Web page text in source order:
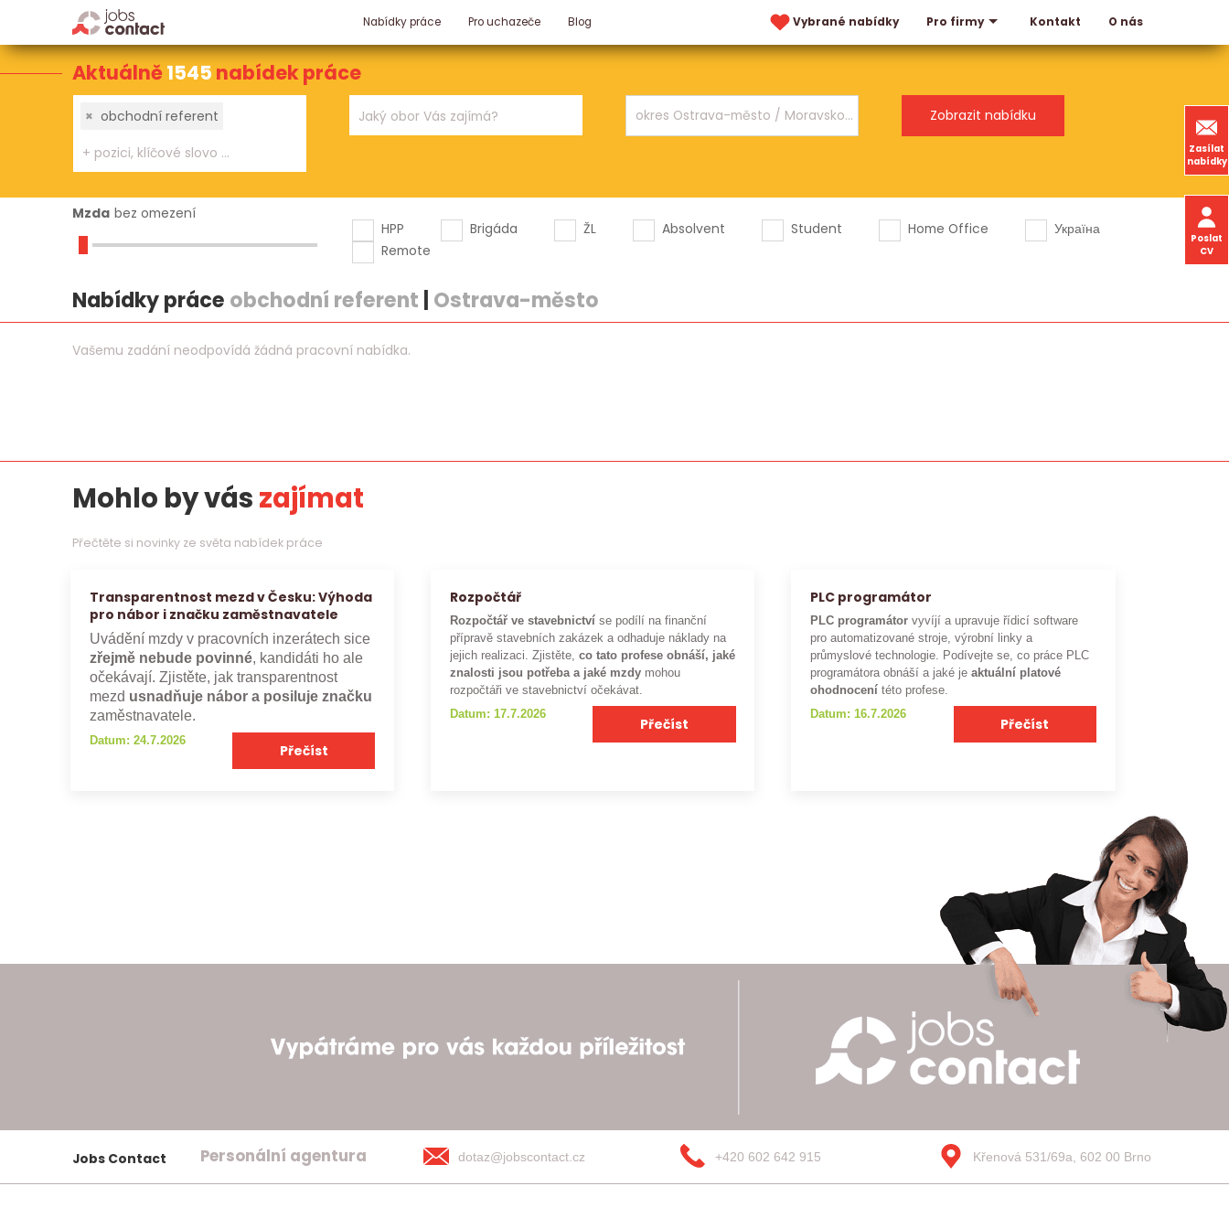
Nabídky práce Pro uchazeče Blog Vybrané nabídky Pro firmy Kontakt O nás
Zasílat
nabídky
Poslat
CV
Aktuálně1545 nabídek práce
× obchodní referent
Mzda bez omezení
HPP
Brigáda ŽL Absolvent Student Home Office
Україна
Remote
Nabídky práce obchodní referent Ostrava-město
Vašemu zadání neodpovídá žádná pracovní nabídka.
Mohlo by vászajímat
Přečtěte si novinky ze světa nabídek práce
Transparentnost mezd v Česku: Výhoda
pro nábor i značku zaměstnavatele
Uvádění mzdy v pracovních inzerátech sice
zřejmě nebude povinné, kandidáti ho ale
očekávají. Zjistěte, jak transparentnost
mezd usnadňuje nábor a posiluje značku
zaměstnavatele.
Datum: 24.7.2026
Přečíst
Rozpočtář
Rozpočtář ve stavebnictví se podílí na finanční
přípravě stavebních zakázek a odhaduje náklady na
jejich realizaci. Zjistěte,co tato profese obnáší, jaké
znalosti jsou potřeba a jaké mzdy mohou
rozpočtáři ve stavebnictví očekávat.
Datum: 17.7.2026
Přečíst
PLC programátor
PLC programátor vyvíjí a upravuje řídicí software
pro automatizované stroje, výrobní linky a
průmyslové technologie. Podívejte se, co práce PLC
programátora obnáší a jaké je aktuální platové
ohodnocení této profese.
Datum: 16.7.2026
Přečíst
Jobs Contact Personální agentura dotaz@jobscontact.cz +420 602 642 915 Křenová 531/69a, 602 00 Brno